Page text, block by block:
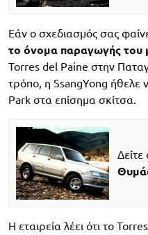
Εάν ο σχεδιασμός σας
το όνομα παραγωγής του
Torres del Paine στην
τρόπο, η SsangYong ήθελε
Park στα επίσημα σκίτσα.
Η εταιρεία λέει ότι το